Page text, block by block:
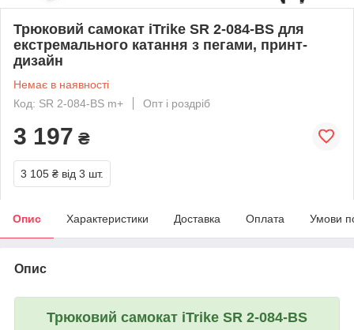
Трюковий самокат iTrike SR 2-084-BS для
екстремального катання з пегами, принт-
дизайн
Немає в наявності
Код: SR 2-084-BS m+
Опт і роздріб
3 197 ₴
3 105 ₴ від 3 шт.
Опис Характеристики Доставка Оплата Умови
Опис
Трюковий самокат iTrike SR 2-084-BS